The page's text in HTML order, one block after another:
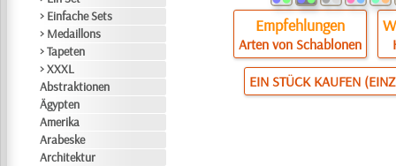
> Einfache Sets
> Medaillons
> Tapeten
> XXXL
Abstraktionen
Ägypten
Amerika
Arabeske
Architektur
Empfehlungen
Arten von Schablonen
EIN STÜCK KAUFEN